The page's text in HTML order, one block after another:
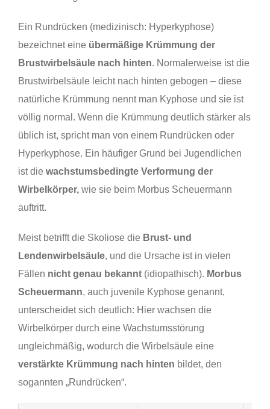
Ein Rundrücken (medizinisch: Hyperkyphose)
bezeichnet eine übermäßige Krümmung der
Brustwirbelsäule nach hinten. Normalerweise ist die
Brustwirbelsäule leicht nach hinten gebogen – diese
natürliche Krümmung nennt man Kyphose und sie ist
völlig normal. Wenn die Krümmung deutlich stärker als
üblich ist, spricht man von einem Rundrücken oder
Hyperkyphose. Ein häufiger Grund bei Jugendlichen
ist die wachstumsbedingte Verformung der
Wirbelkörper, wie sie beim Morbus Scheuermann
auftritt.
Meist betrifft die Skoliose die Brust- und
Lendenwirbelsäule, und die Ursache ist in vielen
Fällen nicht genau bekannt (idiopathisch). Morbus
Scheuermann, auch juvenile Kyphose genannt,
unterscheidet sich deutlich: Hier wachsen die
Wirbelkörper durch eine Wachstumsstörung
ungleichmäßig, wodurch die Wirbelsäule eine
verstärkte Krümmung nach hinten bildet, den
sogannten „Rundrücken“.